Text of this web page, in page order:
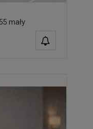
mały